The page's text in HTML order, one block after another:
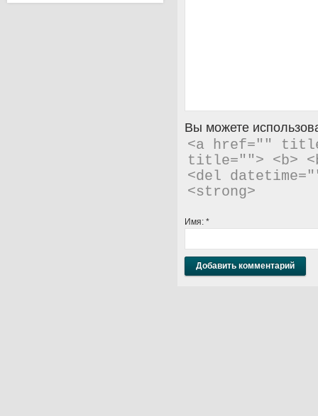
Вы можете
<a href=""
title=""> <b>
<del
<strong>
Имя: *